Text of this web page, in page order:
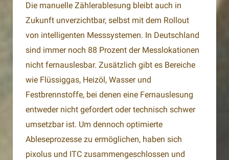
Die manuelle Zählerablesung bleibt auch in
Zukunft unverzichtbar, selbst mit dem Rollout
von intelligenten Messsystemen. In Deutschland
sind immer noch 88 Prozent der Messlokationen
nicht fernauslesbar. Zusätzlich gibt es Bereiche
wie Flüssiggas, Heizöl, Wasser und
Festbrennstoffe, bei denen eine Fernauslesung
entweder nicht gefordert oder technisch schwer
umsetzbar ist. Um dennoch optimierte
Ableseprozesse zu ermöglichen, haben sich
pixolus und ITC zusammengeschlossen und